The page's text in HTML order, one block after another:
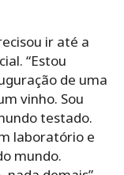
ir até a
“Estou
de uma
vinho. Sou
testado.
laboratório e
mundo.